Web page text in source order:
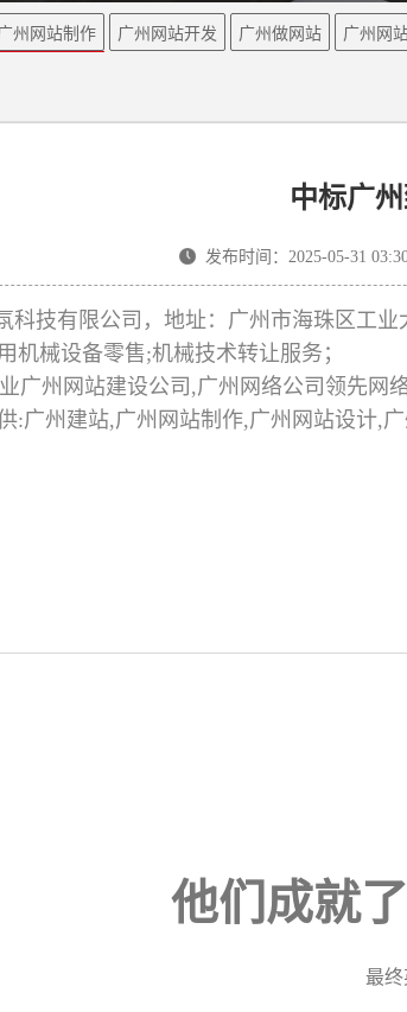
州网站制作 广州网站开发 广州做网站 广州网
中标广
发布时间：2025-05-31
技有限公司，地址：广州市海珠区工业
机械设备零售;机械技术转让服务；
广州网站建设公司,广州网络公司领先网
:广州建站,广州网站制作,广州网站设计,
他们成就
最